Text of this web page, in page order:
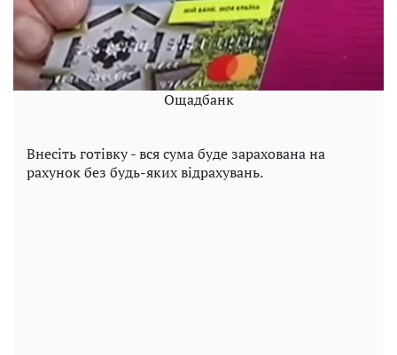
Ощадбанк
Внесіть готівку - вся сума буде зарахована на
рахунок без будь-яких відрахувань.